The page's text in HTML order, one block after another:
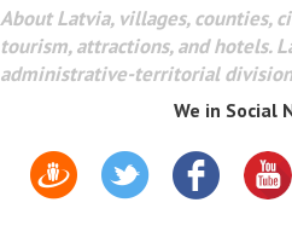
About Latvia, villages, counties,
tourism, attractions, and hotels.
administrative-territorial division
We in Social